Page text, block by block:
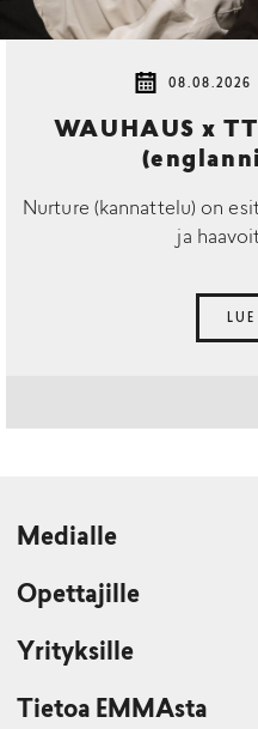
08.08.2026
WAUHAUS x
Nurture (kannattelu) on
ja
Medialle
Opettajille
Yrityksille
Tietoa EMMAsta